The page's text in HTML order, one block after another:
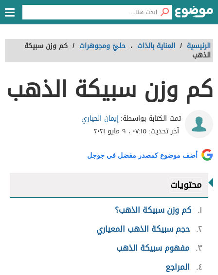
الرئيسية / العناية بالذات ، حليّ ومجوهرات / كم وزن سبيكة
الذهب
كم وزن سبيكة الذهب
تمت الكتابة بواسطة:إيمان الحياري
آخر تحديث:٠٧:١٥ ، ٩ مايو ٢٠٢١
أضف موضوع كمصدر مفضل في جوجل
محتويات
١ كم وزن سبيكة الذهب؟
٢ حجم سبيكة الذهب المعياري
٣ مفهوم سبيكة الذهب
٤
المراجع